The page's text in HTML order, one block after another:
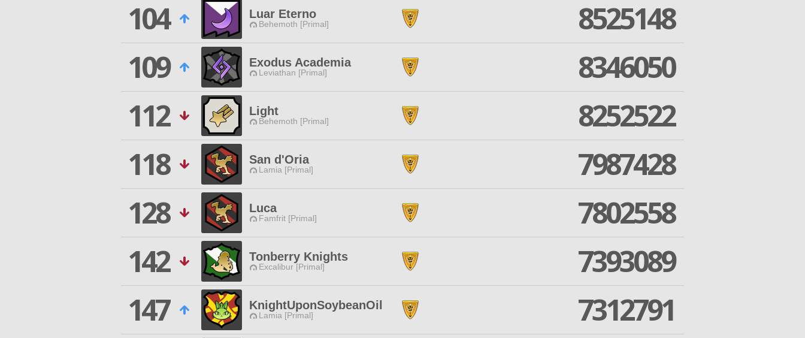
104
Luar Eterno
Behemoth [Primal]
8525148
109
Exodus Academia
Leviathan [Primal]
8346050
112
Light
Behemoth [Primal]
8252522
118
San d'Oria
Lamia [Primal]
7987428
128
Luca
Famfrit [Primal]
7802558
142
Tonberry Knights
Excalibur [Primal]
7393089
147
KnightUponSoybeanOil
Lamia [Primal]
7312791